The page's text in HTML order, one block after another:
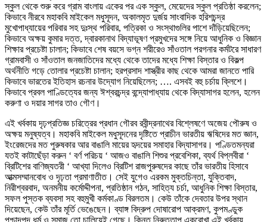
স্কুল থেকে শুরু করে গ্রাম বাংলায় একের পর এক স্কুল, মেয়েদের স্কুল প্রতিষ্ঠা করলেন;
কিভাবে নীরবে মহাকবি মাইকেল মধুসূদন, অকালমৃত দুর্জয় সাংবাদিক হরিশচন্দ্র
মুখোপাধ্যায়ের পরিবার সহ দুঃস্থ পরিবার, পত্রিকা ও সংস্থাগুলির পাশে দাঁড়িয়েছিলেন;
কিভাবে অক্ষয় কুমার দত্ত, দ্বারকানাথ বিদ্যাভূষণ প্রমুখদের সঙ্গে নিয়ে আধুনিক ও বিজ্ঞান
শিক্ষার প্রচেষ্টা চালান; কিভাবে শেষ বয়সে ভগ্ন শরীরেও সাঁওতাল পরগনার কর্মটরে সাধারণ
গ্রামবাসী ও সাঁওতাল জনজাতিদের মধ্যে থেকে তাদের মধ্যে শিক্ষা বিস্তার ও বিকল্প
অর্থনীতি গড়ে তোলার প্রচেষ্টা চালান; হরপ্রসাদ শাস্ত্রীর কাছ থেকে আমরা জানতে পারি
কিভাবে ভারতের ইতিহাস রচনার উদ্যোগ নিয়েছিলেন; …. এসবই বহু চর্চায় ক্লিশে।
কিভাবে প্রবল পাণ্ডিত্যের জন্য ঈশ্বরচন্দ্র বন্দ্যোপাধ্যায় থেকে বিদ্যাসাগর হলেন, হলেন
করুণা ও দয়ার সাগর তাও গৌণ।
এই খর্বকায় দৃঢ়প্রতিজ্ঞ চরিত্রের প্রধান গৌরব রবীন্দ্রনাথের বিশ্লেষণে অজেয় পৌরুষ ও
অক্ষয় মনুষ্যত্ব। মহাকবি মাইকেল মধুসূদনের দৃষ্টিতে প্রাচীন ভারতীয় ঋষিদের মত জ্ঞান,
ইংরেজদের মত পুরুষকার আর বাঙালি মায়ের হৃদয়ের সমাহার বিদ্যাসাগর। পণ্ডিতমন্যরা
যতই কাটাছেঁড়া করুন ‘ বর্ণ পরিচয় ‘ আজও বাঙালি শিশুর প্রবেশিকা, ব্যর্থ বিপ্লবীরা ‘
ব্রিটিশের বাণিজ্যতরী ‘ আখ্যা দিলেও ব্রিটিশ রাজপুরুষদের কাছে তাঁর ভারতীয় হিসাবে
আত্মসম্মানবোধ ও দৃঢ়তা প্রমাণাতীত। সেই যুগেও এরকম মুক্তচিন্তা, যুক্তিবাদ,
নিরীশ্বরবাদ, অনমনীয় কর্মোদ্দীপনা, প্রতিষ্ঠান গঠন, সাহিত্য চর্চা, আধুনিক শিক্ষা বিস্তার,
সফল পুস্তক ব্যবসা সহ বহুমুখী কর্মকাণ্ড বিরলতম। কেউ তাঁকে দেবতার উপর স্থান
দিয়েছেন, কেউ তাঁর মূর্তি ভেঙেছেন। ব্যাঙ্গ বিদ্রুপ দোষারোপ আক্রমণ, কুপমণ্ডুক